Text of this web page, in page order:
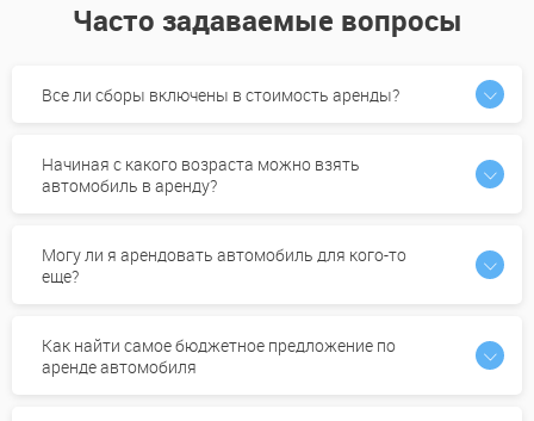
Часто задаваемые вопросы
Все ли сборы включены в стоимость аренды?
Начиная с какого возраста можно взять
автомобиль в аренду?
Могу ли я арендовать автомобиль для кого-то
еще?
Как найти самое бюджетное предложение по
аренде автомобиля